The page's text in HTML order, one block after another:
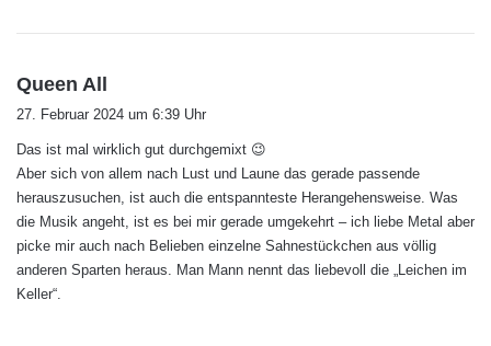
Queen All
t
:
27. Februar 2024 um 6:39 Uhr
Das ist mal wirklich gut durchgemixt 😉
Aber sich von allem nach Lust und Laune das gerade passende
herauszusuchen, ist auch die entspannteste Herangehensweise. Was
die Musik angeht, ist es bei mir gerade umgekehrt – ich liebe Metal aber
picke mir auch nach Belieben einzelne Sahnestückchen aus völlig
anderen Sparten heraus. Man Mann nennt das liebevoll die „Leichen im
Keller“.